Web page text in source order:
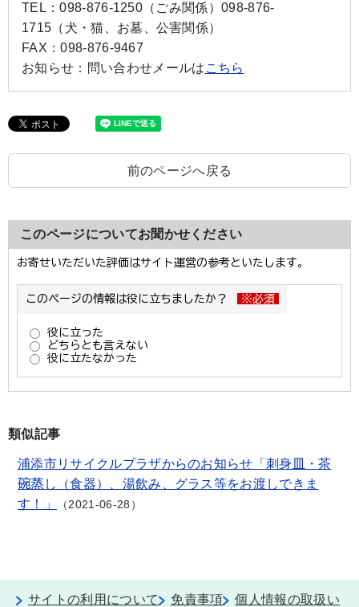
TEL：098-876-1250（ごみ関係）098-876-
1715（犬・猫、お墓、公害関係）
FAX：098-876-9467
お知らせ： 問い合わせメールは こちら
前のページへ戻る
このページについてお聞かせください
類似記事
浦添市リサイクルプラザからのお知らせ「刺身皿・茶
碗蒸し（食器）、湯飲み、グラス等をお渡しできま
す！」
2021-06-28
サイトの利用について 免責事項 個人情報の取扱い